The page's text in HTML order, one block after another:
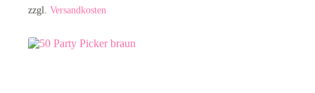
zzgl. Versandkosten